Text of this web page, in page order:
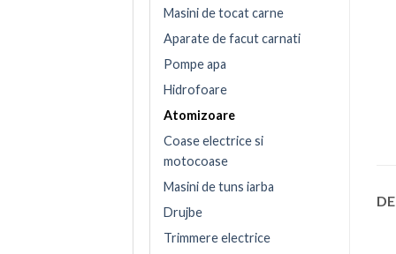
Masini de tocat carne
Aparate de facut carnati
Pompe apa
Hidrofoare
Atomizoare
Coase electrice si
motocoase
Masini de tuns iarba
Drujbe
Trimmere electrice